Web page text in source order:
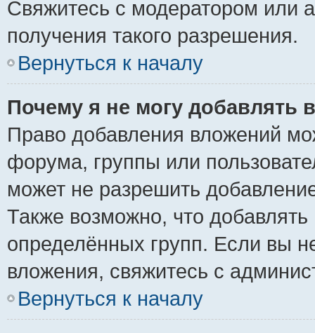
Свяжитесь с модератором или
получения такого разрешения.
Вернуться к началу
Почему я не могу добавлять
Право добавления вложений
форума, группы или
может не разрешить
Также возможно, что
определённых групп. Если вы
вложения, свяжитесь с
Вернуться к началу